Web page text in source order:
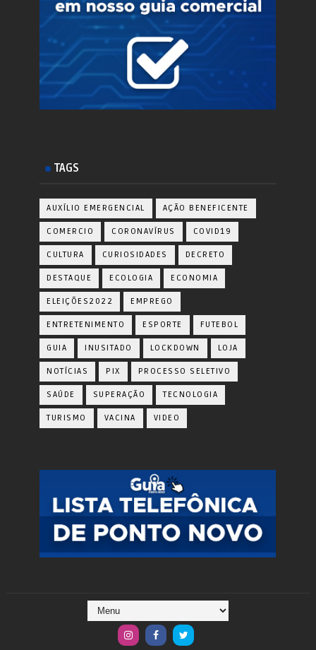
TAGS
AUXÍLIO EMERGENCIAL AÇÃO BENEFICENTE
COMERCIO CORONAVÍRUS COVID19
CULTURA CURIOSIDADES DECRETO
DESTAQUE ECOLOGIA ECONOMIA
ELEIÇÕES2022 EMPREGO
ENTRETENIMENTO ESPORTE FUTEBOL
GUIA INUSITADO LOCKDOWN LOJA
NOTÍCIAS PIX PROCESSO SELETIVO
SAÚDE SUPERAÇÃO TECNOLOGIA
TURISMO VACINA VIDEO